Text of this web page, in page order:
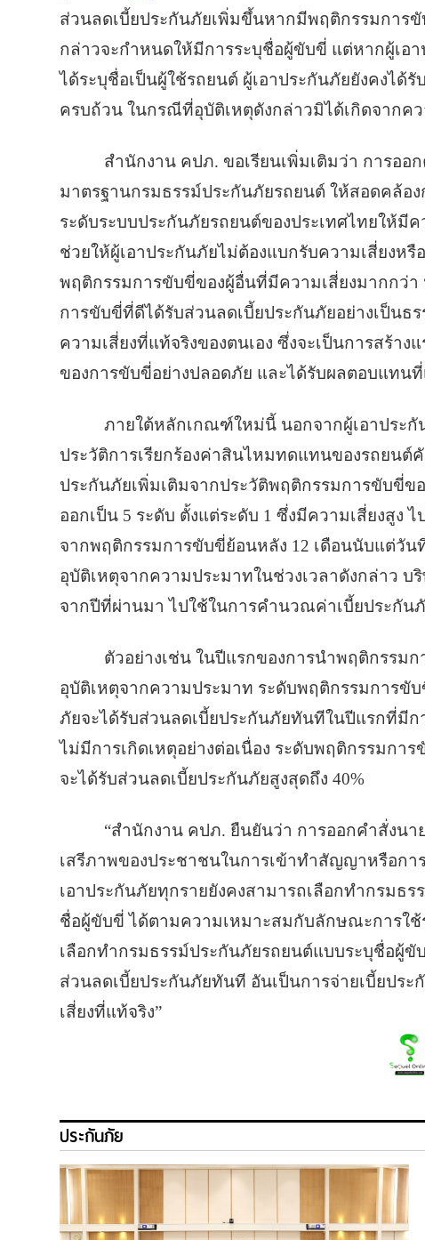
ส่วนลดเบี้ยประกันภัยเพิ่มขึ้นหากมีพฤติกรรมการ
กล่าวจะกำหนดให้มีการระบุชื่อผู้ขับขี่ แต่หากผู้เอ
ได้ระบุชื่อเป็นผู้ใช้รถยนต์ ผู้เอาประกันภัยยังคงได้
ครบถ้วน ในกรณีที่อุบัติเหตุดังกล่าวมิได้เกิดจากค
สำนักงาน คปภ. ขอเรียนเพิ่มเติมว่า การออ
มาตรฐานกรมธรรม์ประกันภัยรถยนต์ ให้สอดคล้อ
ระดับระบบประกันภัยรถยนต์ของประเทศไทยให้มี
ช่วยให้ผู้เอาประกันภัยไม่ต้องแบกรับความเสี่ยงห
พฤติกรรมการขับขี่ของผู้อื่นที่มีความเสี่ยงมากกว่
การขับขี่ที่ดีได้รับส่วนลดเบี้ยประกันภัยอย่างเป็นธ
ความเสี่ยงที่แท้จริงของตนเอง ซึ่งจะเป็นการสร้า
ของการขับขี่อย่างปลอดภัย และได้รับผลตอบแทน
ภายใต้หลักเกณฑ์ใหม่นี้ นอกจากผู้เอาประ
ประวัติการเรียกร้องค่าสินไหมทดแทนของรถยนต์
ประกันภัยเพิ่มเติมจากประวัติพฤติกรรมการขับขี่ข
ออกเป็น 5 ระดับ ตั้งแต่ระดับ 1 ซึ่งมีความเสี่ยงสูง
จากพฤติกรรมการขับขี่ย้อนหลัง 12 เดือนนับแต่วั
อุบัติเหตุจากความประมาทในช่วงเวลาดังกล่าว
จากปีที่ผ่านมา ไปใช้ในการคำนวณค่าเบี้ยประกัน
ตัวอย่างเช่น ในปีแรกของการนำพฤติกรรม
อุบัติเหตุจากความประมาท ระดับพฤติกรรมการขั
ภัยจะได้รับส่วนลดเบี้ยประกันภัยทันทีในปีแรกที่มี
ไม่มีการเกิดเหตุอย่างต่อเนื่อง ระดับพฤติกรรมกา
จะได้รับส่วนลดเบี้ยประกันภัยสูงสุดถึง 40%
“สำนักงาน คปภ. ยืนยันว่า การออกคำสั่งนา
เสรีภาพของประชาชนในการเข้าทำสัญญาหรือกา
เอาประกันภัยทุกรายยังคงสามารถเลือกทำกรมธ
ชื่อผู้ขับขี่ ได้ตามความเหมาะสมกับลักษณะการใ
เลือกทำกรมธรรม์ประกันภัยรถยนต์แบบระบุชื่อผู้
ส่วนลดเบี้ยประกันภัยทันที อันเป็นการจ่ายเบี้ยปร
เสี่ยงที่แท้จริง”
ประกันภัย